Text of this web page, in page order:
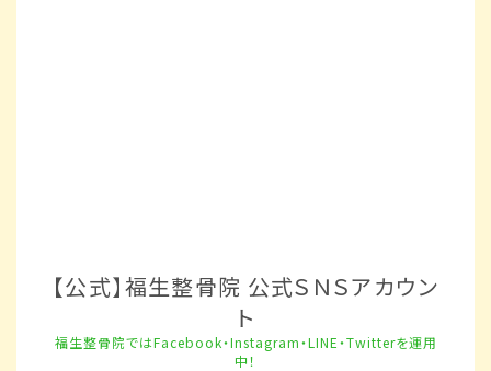
【公式】福生整骨院 公式ＳＮＳアカウン
ト
福生整骨院ではFacebook・Instagram・LINE・Twitterを運用
中！